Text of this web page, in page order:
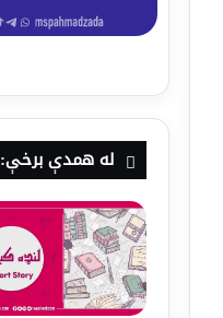
له همدې برخې: